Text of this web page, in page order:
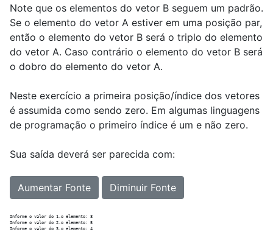
Note que os elementos do vetor B seguem um padrão.
Se o elemento do vetor A estiver em uma posição par,
então o elemento do vetor B será o triplo do elemento
do vetor A. Caso contrário o elemento do vetor B será
o dobro do elemento do vetor A.
Neste exercício a primeira posição/índice dos vetores
é assumida como sendo zero. Em algumas linguagens
de programação o primeiro índice é um e não zero.
Sua saída deverá ser parecida com:
Aumentar Fonte Diminuir Fonte
Informe o valor do 1.o elemento: 8
Informe o valor do 2.o elemento: 5
Informe o valor do 3.o elemento: 4